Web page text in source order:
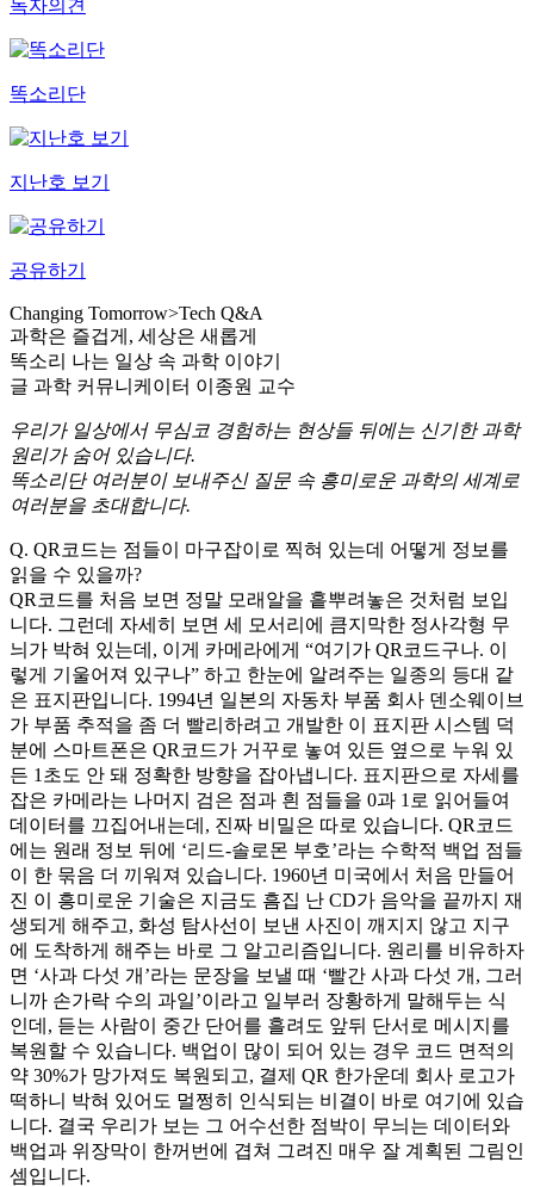
독자의견
똑소리단
지난호 보기
공유하기
Changing Tomorrow>Tech Q&A
과학은 즐겁게, 세상은 새롭게
똑소리 나는 일상 속 과학 이야기
글 과학 커뮤니케이터 이종원 교수
우리가 일상에서 무심코 경험하는 현상들 뒤에는 신기한 과학
원리가 숨어 있습니다.
똑소리단 여러분이 보내주신 질문 속 흥미로운 과학의 세계로
여러분을 초대합니다.
Q. QR코드는 점들이 마구잡이로 찍혀 있는데 어떻게 정보를
읽을 수 있을까?
QR코드를 처음 보면 정말 모래알을 흩뿌려놓은 것처럼 보입
니다. 그런데 자세히 보면 세 모서리에 큼지막한 정사각형 무
늬가 박혀 있는데, 이게 카메라에게 “여기가 QR코드구나. 이
렇게 기울어져 있구나” 하고 한눈에 알려주는 일종의 등대 같
은 표지판입니다. 1994년 일본의 자동차 부품 회사 덴소웨이브
가 부품 추적을 좀 더 빨리하려고 개발한 이 표지판 시스템 덕
분에 스마트폰은 QR코드가 거꾸로 놓여 있든 옆으로 누워 있
든 1초도 안 돼 정확한 방향을 잡아냅니다. 표지판으로 자세를
잡은 카메라는 나머지 검은 점과 흰 점들을 0과 1로 읽어들여
데이터를 끄집어내는데, 진짜 비밀은 따로 있습니다. QR코드
에는 원래 정보 뒤에 ‘리드-솔로몬 부호’라는 수학적 백업 점들
이 한 묶음 더 끼워져 있습니다. 1960년 미국에서 처음 만들어
진 이 흥미로운 기술은 지금도 흠집 난 CD가 음악을 끝까지 재
생되게 해주고, 화성 탐사선이 보낸 사진이 깨지지 않고 지구
에 도착하게 해주는 바로 그 알고리즘입니다. 원리를 비유하자
면 ‘사과 다섯 개’라는 문장을 보낼 때 ‘빨간 사과 다섯 개, 그러
니까 손가락 수의 과일’이라고 일부러 장황하게 말해두는 식
인데, 듣는 사람이 중간 단어를 흘려도 앞뒤 단서로 메시지를
복원할 수 있습니다. 백업이 많이 되어 있는 경우 코드 면적의
약 30%가 망가져도 복원되고, 결제 QR 한가운데 회사 로고가
떡하니 박혀 있어도 멀쩡히 인식되는 비결이 바로 여기에 있습
니다. 결국 우리가 보는 그 어수선한 점박이 무늬는 데이터와
백업과 위장막이 한꺼번에 겹쳐 그려진 매우 잘 계획된 그림인
셈입니다.